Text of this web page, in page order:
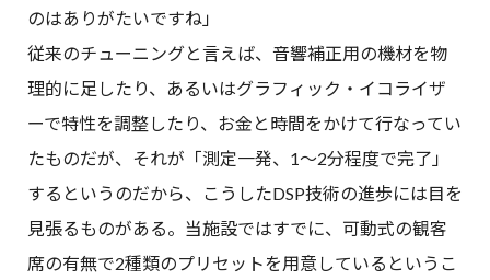
のはありがたいですね」
従来のチューニングと言えば、音響補正用の機材を物
理的に足したり、あるいはグラフィック・イコライザ
ーで特性を調整したり、お金と時間をかけて行なってい
たものだが、それが「測定一発、1〜2分程度で完了」
するというのだから、こうしたDSP技術の進歩には目を
見張るものがある。当施設ではすでに、可動式の観客
席の有無で2種類のプリセットを用意しているというこ